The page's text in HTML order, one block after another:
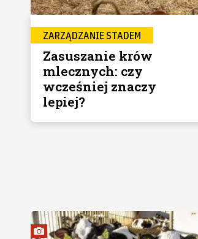
ZARZĄDZANIE STADEM
Zasuszanie krów
mlecznych: czy
wcześniej znaczy
lepiej?